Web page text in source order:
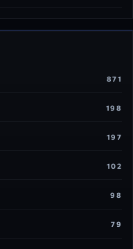
871
198
197
102
98
79